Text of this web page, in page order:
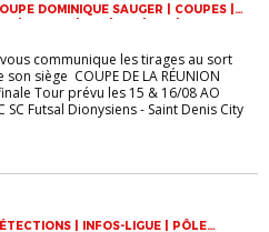
DOMINIQUE SAUGER | COUPES |
| JEUNES | U14 | U15 | U17 | VIE DES
communique les tirages au sort
siège COUPE DE LA RÉUNION
Tour prévu les 15 & 16/08 AO
SC Futsal Dionysiens - Saint Denis City
| INFOS-LIGUE | PÔLE